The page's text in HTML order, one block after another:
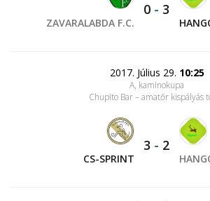
ZAVARALABDA F.C.
0 - 3
2017. Július 29. 10:25
A, kaminokupa
Chupito Bar – amatőr kispályás
CS-SPRINT
3 - 2